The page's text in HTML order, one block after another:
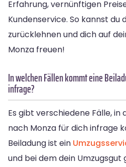
Erfahrung, vernünftigen
Kundenservice. So kannst du
zurücklehnen und dich auf
Monza freuen!
In welchen Fällen kommt eine
infrage?
Es gibt verschiedene Fälle, in
nach Monza für dich infrage
Beiladung ist ein
und bei dem dein Umzugsgut